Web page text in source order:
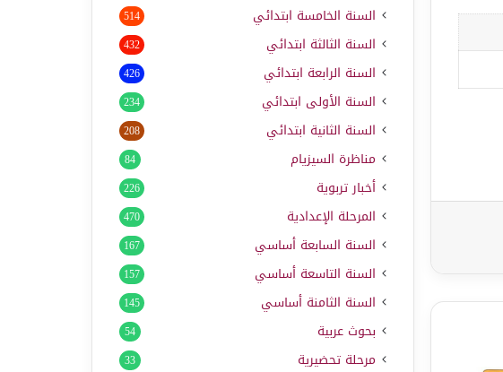
السنة الخامسة ابتدائي 514
السنة الثالثة ابتدائي 432
السنة الرابعة ابتدائي 426
السنة الأولى ابتدائي 234
السنة الثانية ابتدائي 208
مناظرة السيزيام 84
أخبار تربوية 226
المرحلة الإعدادية 470
السنة السابعة أساسي 167
السنة التاسعة أساسي 157
السنة الثامنة أساسي 145
بحوث عربية 54
مرحلة تحضيرية 33